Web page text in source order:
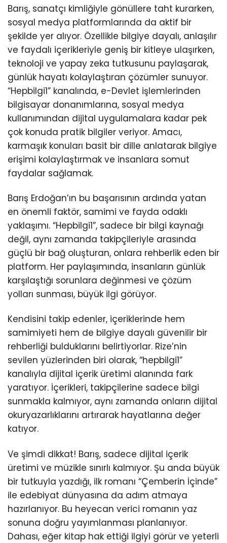
Barış, sanatçı kimliğiyle gönüllere taht kurarken,
sosyal medya platformlarında da aktif bir
şekilde yer alıyor. Özellikle bilgiye dayalı, anlaşılır
ve faydalı içerikleriyle geniş bir kitleye ulaşırken,
teknoloji ve yapay zeka tutkusunu paylaşarak,
günlük hayatı kolaylaştıran çözümler sunuyor.
“Hepbilgi1” kanalında, e-Devlet işlemlerinden
bilgisayar donanımlarına, sosyal medya
kullanımından dijital uygulamalara kadar pek
çok konuda pratik bilgiler veriyor. Amacı,
karmaşık konuları basit bir dille anlatarak bilgiye
erişimi kolaylaştırmak ve insanlara somut
faydalar sağlamak.
Barış Erdoğan’ın bu başarısının ardında yatan
en önemli faktör, samimi ve fayda odaklı
yaklaşımı. “Hepbilgi1”, sadece bir bilgi kaynağı
değil, aynı zamanda takipçileriyle arasında
güçlü bir bağ oluşturan, onlara rehberlik eden bir
platform. Her paylaşımında, insanların günlük
karşılaştığı sorunlara değinmesi ve çözüm
yolları sunması, büyük ilgi görüyor.
Kendisini takip edenler, içeriklerinde hem
samimiyeti hem de bilgiye dayalı güvenilir bir
rehberliği bulduklarını belirtiyorlar. Rize’nin
sevilen yüzlerinden biri olarak, “hepbilgi1”
kanalıyla dijital içerik üretimi alanında fark
yaratıyor. İçerikleri, takipçilerine sadece bilgi
sunmakla kalmıyor, aynı zamanda onların dijital
okuryazarlıklarını artırarak hayatlarına değer
katıyor.
Ve şimdi dikkat! Barış, sadece dijital içerik
üretimi ve müzikle sınırlı kalmıyor. Şu anda büyük
bir tutkuyla yazdığı, ilk romanı “Çemberin İçinde”
ile edebiyat dünyasına da adım atmaya
hazırlanıyor. Bu heyecan verici romanın yaz
sonuna doğru yayımlanması planlanıyor.
Dahası, eğer kitap hak ettiği ilgiyi görür ve yeterli